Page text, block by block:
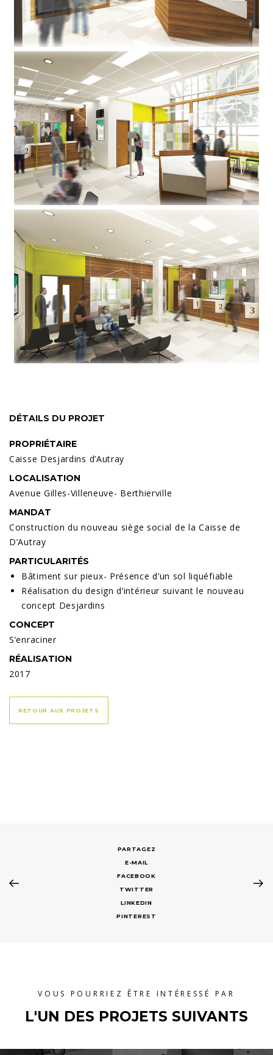
DÉTAILS DU PROJET
PROPRIÉTAIRE
Caisse Desjardins d’Autray
LOCALISATION
Avenue Gilles-Villeneuve- Berthierville
MANDAT
Construction du nouveau siège social de la Caisse de
D’Autray
PARTICULARITÉS
Bâtiment sur pieux- Présence d’un sol liquéfiable
Réalisation du design d’intérieur suivant le nouveau
concept Desjardins
CONCEPT
S’enraciner
RÉALISATION
2017
RETOUR AUX PROJETS
E-MAIL
FACEBOOK
TWITTER
LINKEDIN
PINTEREST
VOUS POURRIEZ ÊTRE INTÉRESSÉ PAR
L'UN DES PROJETS SUIVANTS